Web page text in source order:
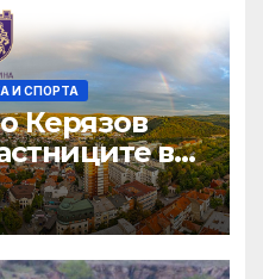
И СПОРТА
Керязов
в
по
в